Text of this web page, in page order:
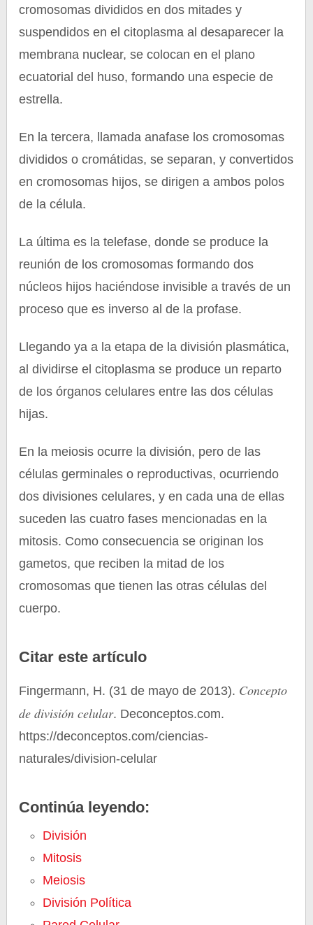
cromosomas divididos en dos mitades y
suspendidos en el citoplasma al desaparecer la
membrana nuclear, se colocan en el plano
ecuatorial del huso, formando una especie de
estrella.
En la tercera, llamada anafase los cromosomas
divididos o cromátidas, se separan, y convertidos
en cromosomas hijos, se dirigen a ambos polos
de la célula.
La última es la telefase, donde se produce la
reunión de los cromosomas formando dos
núcleos hijos haciéndose invisible a través de un
proceso que es inverso al de la profase.
Llegando ya a la etapa de la división plasmática,
al dividirse el citoplasma se produce un reparto
de los órganos celulares entre las dos células
hijas.
En la meiosis ocurre la división, pero de las
células germinales o reproductivas, ocurriendo
dos divisiones celulares, y en cada una de ellas
suceden las cuatro fases mencionadas en la
mitosis. Como consecuencia se originan los
gametos, que reciben la mitad de los
cromosomas que tienen las otras células del
cuerpo.
Citar este artículo
Fingermann, H. (31 de mayo de 2013). Concepto
de división celular. Deconceptos.com.
https://deconceptos.com/ciencias-
naturales/division-celular
Continúa leyendo:
División
Mitosis
Meiosis
División Política